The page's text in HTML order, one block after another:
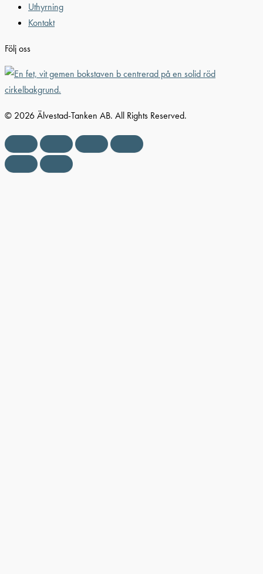
Uthyrning
Kontakt
Följ oss
© 2026 Älvestad-Tanken AB. All Rights Reserved.